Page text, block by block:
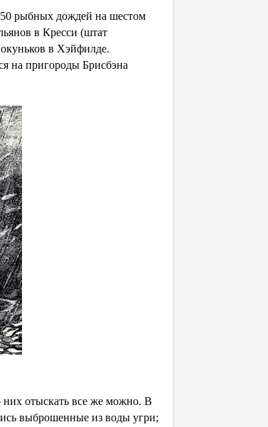
50 рыбных дождей на шестом
в Кресси (штат
в Хэйфилде.
на пригороды Брисбэна
них отыскать все же можно. В
выброшенные из воды угри;